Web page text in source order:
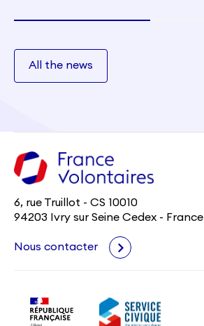
All the news
6, rue Truillot - CS 10010
94203 Ivry sur Seine Cedex - France
Nous contacter